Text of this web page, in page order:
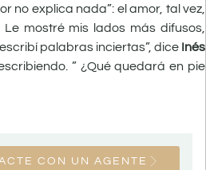
no explica nada”: el amor, tal vez,
mostré mis lados más difusos,
palabras inciertas”, dice Inés
” ¿Qué quedará en pie
CON UN AGENTE